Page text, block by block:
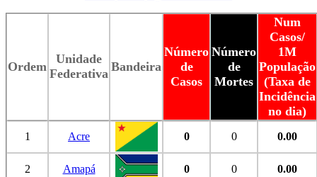
Ordem
Unidade
Federativa Bandeira
Número
de
Casos
Número
de
Mortes
Num
Casos/
1M
População
(Taxa de
Incidência
no dia)
1 Acre 0 0 0.00
2 Amapá 0 0 0.00